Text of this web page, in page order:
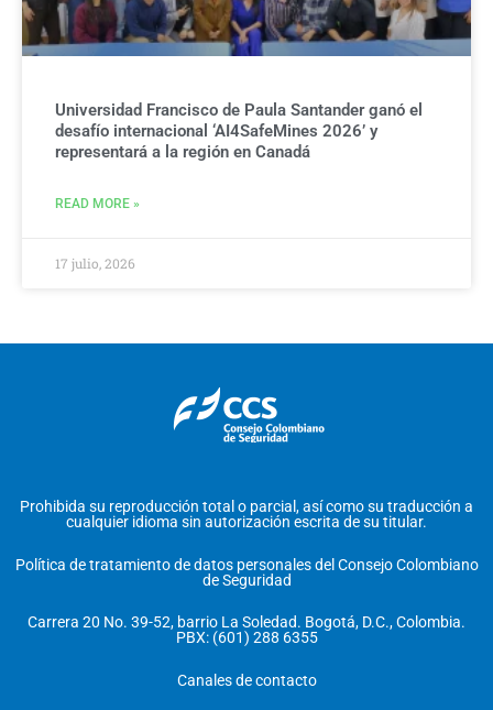
Universidad Francisco de Paula Santander ganó el
desafío internacional ‘AI4SafeMines 2026’ y
representará a la región en Canadá
READ MORE »
17 julio, 2026
Prohibida su reproducción total o parcial, así como su traducción a
cualquier idioma sin autorización escrita de su titular.
Política de tratamiento de datos personales del Consejo Colombiano
de Seguridad
Carrera 20 No. 39-52, barrio La Soledad. Bogotá, D.C., Colombia.
PBX: (601) 288 6355
Canales de contacto